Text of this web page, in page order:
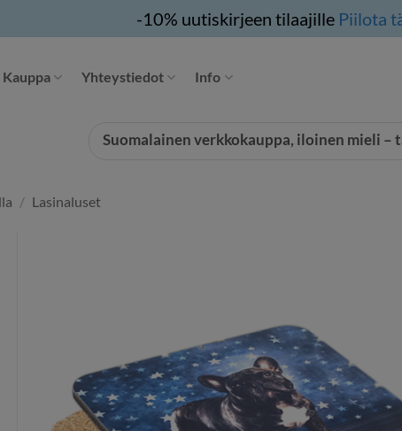
-10% uutiskirjeen tilaajille Piilota
Kauppa Yhteystiedot Info
Suomalainen verkkokauppa, iloinen mieli –
/ Lasinaluset